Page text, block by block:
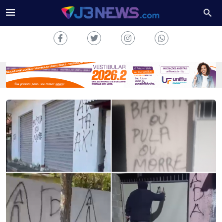
J3NEWS
TV
COLUNAS
CONOSCO
Copyright
2024